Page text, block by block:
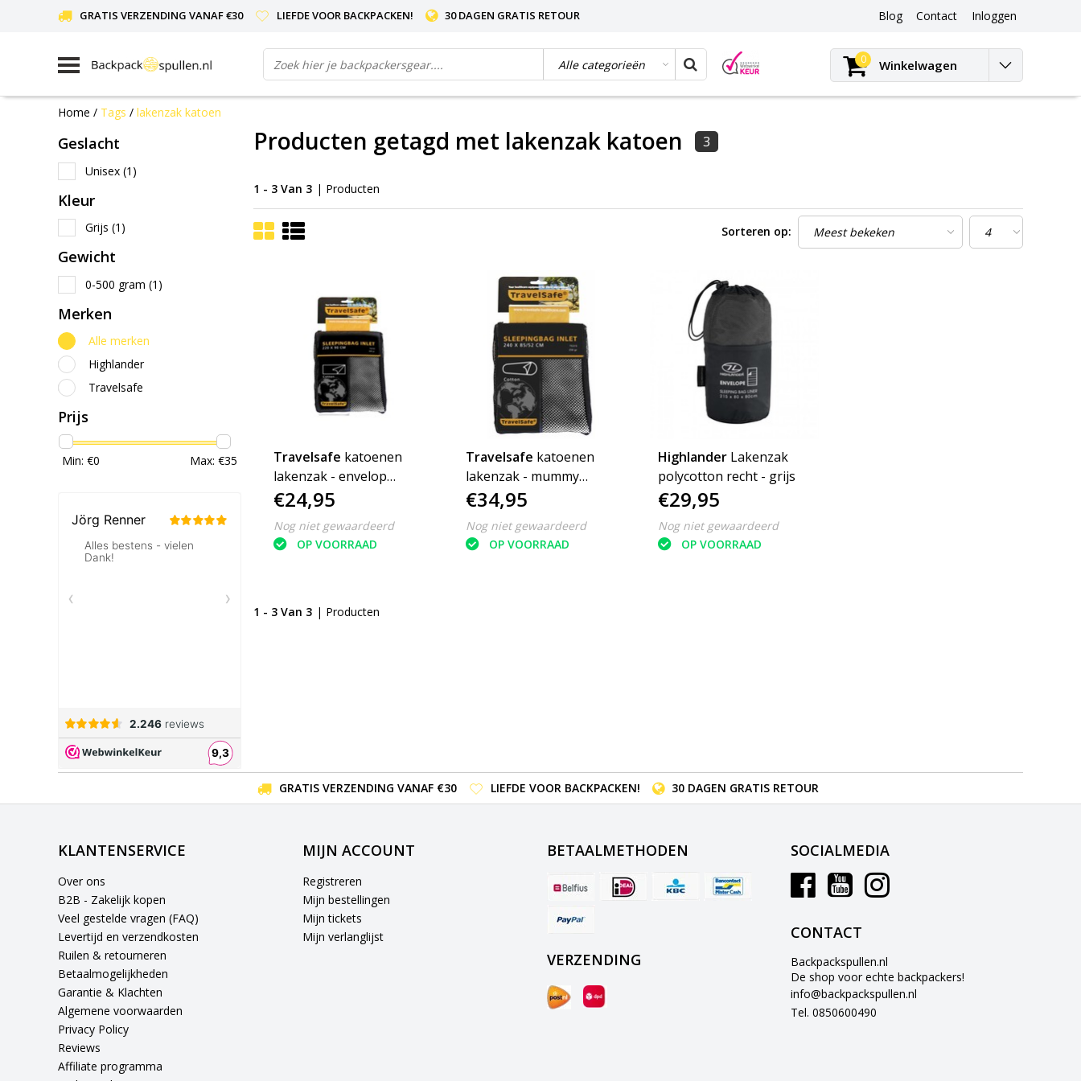
GRATIS VERZENDING VANAF €30 LIEFDE VOOR BACKPACKEN! 30 DAGEN GRATIS RETOUR Blog
Blog
Contact Inloggen
0 Winkelwagen
Home / Tags / lakenzak katoen
Geslacht
Unisex (1)
Kleur
Grijs (1)
Gewicht
0-500 gram (1)
Merken
Alle merken
Highlander
Travelsafe
Prijs
Min: €0 Max: €35
Producten getagd met lakenzak katoen 3
1 - 3 Van 3 | Producten
Sorteren op:
Travelsafe katoenen
lakenzak - envelop
reislaken - wit
€24,95
Nog niet gewaardeerd
OP VOORRAAD
Travelsafe katoenen
lakenzak - mummy
reislaken - wit
€34,95
Nog niet gewaardeerd
OP VOORRAAD
Highlander Lakenzak
polycotton recht - grijs
€29,95
Nog niet gewaardeerd
OP VOORRAAD
1 - 3 Van 3 | Producten
GRATIS VERZENDING VANAF €30 LIEFDE VOOR BACKPACKEN! 30 DAGEN GRATIS RETOUR
KLANTENSERVICE
Over ons
B2B - Zakelijk kopen
Veel gestelde vragen (FAQ)
Levertijd en verzendkosten
Ruilen & retourneren
Betaalmogelijkheden
Garantie & Klachten
Algemene voorwaarden
Privacy Policy
Reviews
Affiliate programma
MIJN ACCOUNT
Registreren
Mijn bestellingen
Mijn tickets
Mijn verlanglijst
BETAALMETHODEN
VERZENDING
SOCIALMEDIA
CONTACT
Backpackspullen.nl
De shop voor echte backpackers!
info@backpackspullen.nl
Tel. 0850600490